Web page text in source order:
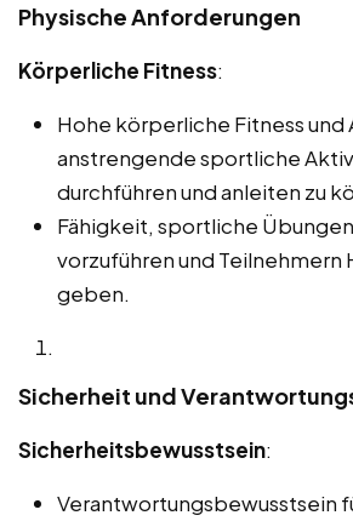
Physische Anforderungen
Körperliche Fitness:
Hohe körperliche Fitness und
anstrengende sportliche
durchführen und anleiten zu
Fähigkeit, sportliche
vorzuführen und Teilnehmern
geben.
Sicherheit und
Sicherheitsbewusstsein:
Verantwortungsbewusstsein